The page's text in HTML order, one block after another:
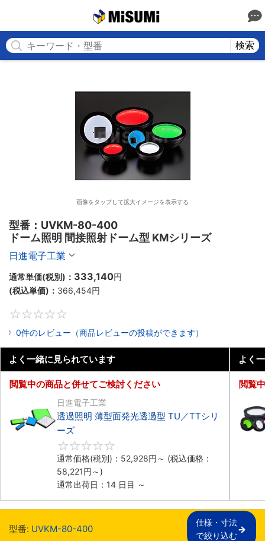
検索
画像をタップして拡大イメージを表示する
型番：UVKM-80-400
ドーム照明 間接照射ドーム型 KMシリーズ
日進電子工業
通常単価(税別)： 333,140円
(税込単価)： 366,454円
0件のレビュー（商品レビューの投稿ができます）
よく一緒に見られています
閲覧中の商品と併せてご検討ください
日進電子工業
透過照明 薄型面発光透過型 TU／TTシリ
ーズ
通常価格(税別)： 52,928円 ～ (税込価格：
58,221円 ～)
通常出荷日：14 日目 ～
よく
閲覧
型番: UVKM-80-400
仕様・寸法
で絞り込む